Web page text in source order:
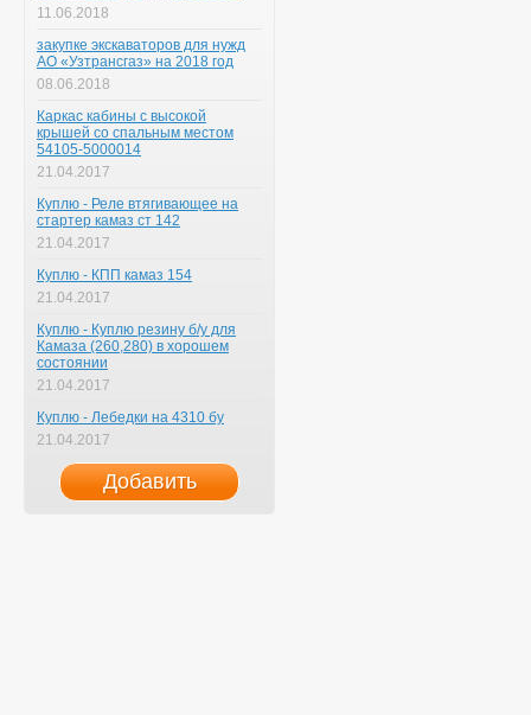
11.06.2018
закупке экскаваторов для нужд
АО «Узтрансгаз» на 2018 год
08.06.2018
Каркас кабины с высокой
крышей со спальным местом
54105-5000014
21.04.2017
Куплю - Реле втягивающее на
стартер камаз ст 142
21.04.2017
Куплю - КПП камаз 154
21.04.2017
Куплю - Куплю резину б/у для
Камаза (260,280) в хорошем
состоянии
21.04.2017
Куплю - Лебедки на 4310 бу
21.04.2017
Добавить